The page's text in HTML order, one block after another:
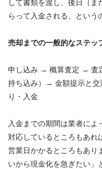
して書類を渡し、後日（ま
らって入金される、という
売却までの一般的なステッ
申し込み → 概算査定 → 査
持ち込み）→ 金額提示と
り・入金
入金までの期間は業者によ
対応しているところもあれ
営業日かかるところもあり
いから現金化を急ぎたい」